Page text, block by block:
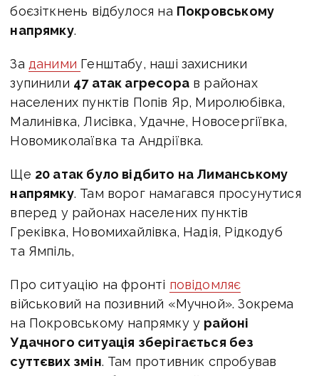
боєзіткнень відбулося на Покровському
напрямку.
За даними Генштабу, наші захисники
зупинили 47 атак агресорав районах
населених пунктів Попів Яр, Миролюбівка,
Малинівка, Лисівка, Удачне, Новосергіївка,
Новомиколаївка та Андріївка.
Ще 20 атак було відбито на Лиманському
напрямку. Там ворог намагався просунутися
вперед у районах населених пунктів
Греківка, Новомихайлівка, Надія, Рідкодуб
та Ямпіль,
Про ситуацію на фронті повідомляє
військовий на позивний «Мучной». Зокрема
на Покровському напрямку у районі
Удачного ситуація зберігається без
суттєвих змін. Там противник спробував